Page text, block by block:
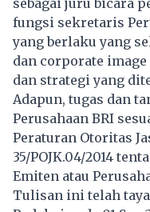
fungsi sekretaris
yang berlaku yang
dan corporate
dan strategi yang
Adapun, tugas dan
Perusahaan BRI
Peraturan Otoritas
35/POJK.04/2014
Emiten atau
Tulisan ini telah